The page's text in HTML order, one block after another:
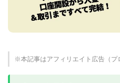
※本記事はアフィリエイト広告（プ